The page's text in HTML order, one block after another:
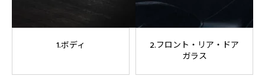
1.ボディ
2.フロント・リア・ドア
ガラス